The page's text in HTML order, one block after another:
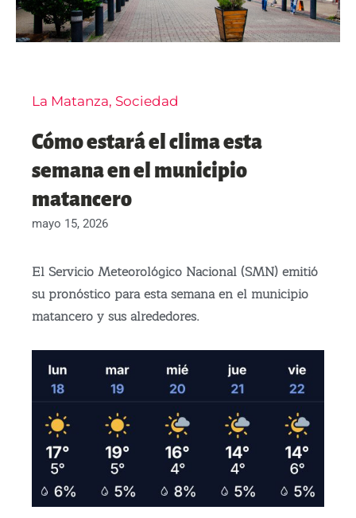
La Matanza, Sociedad
Cómo estará el clima esta
semana en el municipio
matancero
mayo 15, 2026
El Servicio Meteorológico Nacional (SMN) emitió
su pronóstico para esta semana en el municipio
matancero y sus alrededores.